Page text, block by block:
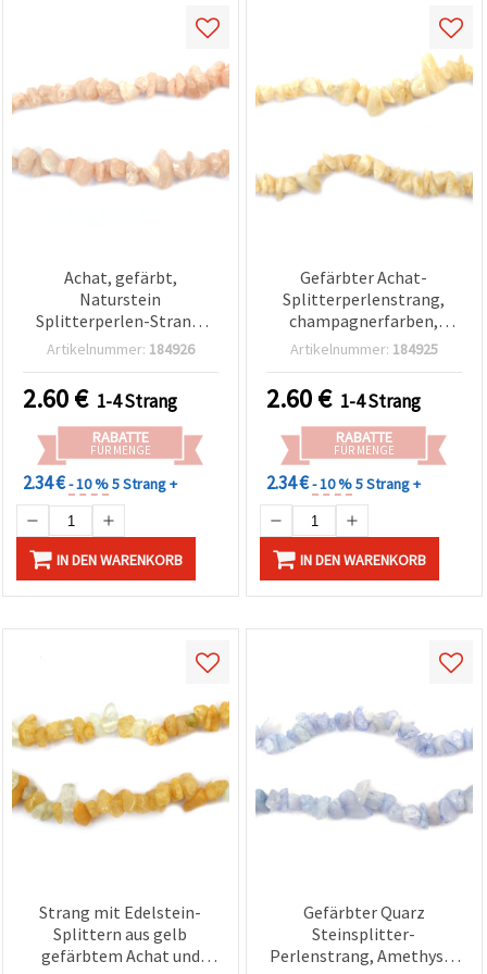
Achat, gefärbt,
Naturstein
Splitterperlen-Strang,
bananengelb, 5-7 mm, ca.
Artikelnummer: 184926
2.60€ 1-4 Strang
RABATTE
FÜR MENGE
2.34 €- 10 %5 Strang +
IN DEN WARENKORB
Gefärbter Achat-
Splitterperlenstrang,
champagnerfarben,
Natursteine, 5–7 mm, ca.
Artikelnummer: 184925
2.60€ 1-4 Strang
RABATTE
FÜR MENGE
2.34 €- 10 %5 Strang +
IN DEN WARENKORB
Strang mit Edelstein-
Splittern aus gelb
gefärbtem Achat und
Gefärbter Quarz
Steinsplitter-
Perlenstrang, Amethyst-